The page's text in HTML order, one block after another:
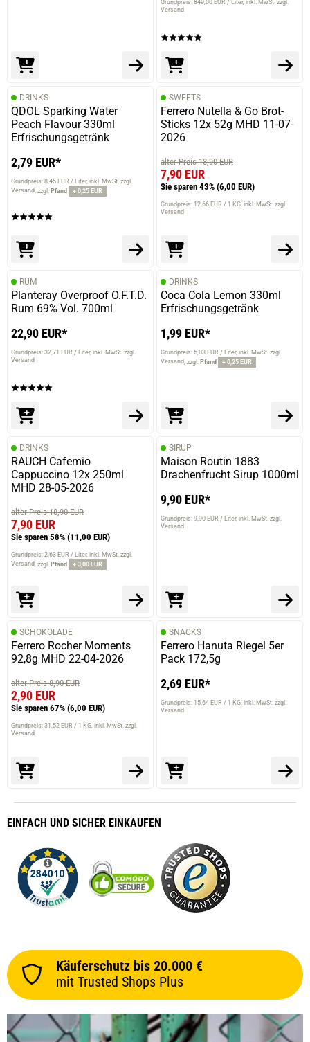
Grundpreis: 849,00 EUR / Liter inkl. MwSt. zzgl.
Versand
DRINKS
QDOL Sparking Water
Peach Flavour 330ml
Erfrischungsgetränk
2,79 EUR*
Grundpreis: 8,45 EUR / Liter inkl. MwSt. zzgl.
Versand zzgl. Pfand + 0,25 EUR
SWEETS
Ferrero Nutella & Go Brot-
Sticks 12x 52g MHD 11-07-
2026
alter Preis 13,90 EUR
7,90 EUR
Sie sparen 43% (6,00 EUR)
Grundpreis: 12,66 EUR / 1 KG inkl. MwSt. zzgl.
Versand
RUM
Planteray Overproof O.F.T.D.
Rum 69% Vol. 700ml
22,90 EUR*
Grundpreis: 32,71 EUR / Liter inkl. MwSt. zzgl.
Versand
DRINKS
Coca Cola Lemon 330ml
Erfrischungsgetränk
1,99 EUR*
Grundpreis: 6,03 EUR / Liter inkl. MwSt. zzgl.
Versand zzgl. Pfand + 0,25 EUR
DRINKS
RAUCH Cafemio
Cappuccino 12x 250ml
MHD 28-05-2026
alter Preis 18,90 EUR
7,90 EUR
Sie sparen 58% (11,00 EUR)
Grundpreis: 2,63 EUR / Liter inkl. MwSt. zzgl.
Versand zzgl. Pfand + 3,00 EUR
SIRUP
Maison Routin 1883
Drachenfrucht Sirup 1000ml
9,90 EUR*
Grundpreis: 9,90 EUR / Liter inkl. MwSt. zzgl.
Versand
SCHOKOLADE
Ferrero Rocher Moments
92,8g MHD 22-04-2026
alter Preis 8,90 EUR
2,90 EUR
Sie sparen 67% (6,00 EUR)
Grundpreis: 31,52 EUR / 1 KG inkl. MwSt. zzgl.
Versand
SNACKS
Ferrero Hanuta Riegel 5er
Pack 172,5g
2,69 EUR*
Grundpreis: 15,64 EUR / 1 KG inkl. MwSt. zzgl.
Versand
EINFACH UND SICHER EINKAUFEN
Käuferschutz bis 20.000 €
mit Trusted Shops Plus